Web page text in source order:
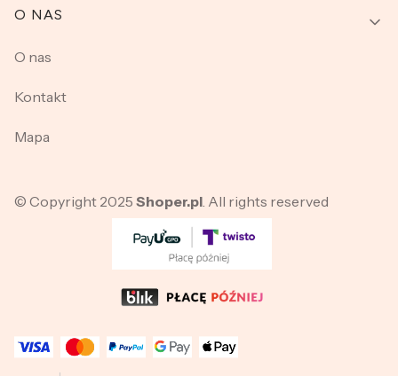
O NAS
O nas
Kontakt
Mapa
© Copyright 2025 Shoper.pl. All rights reserved